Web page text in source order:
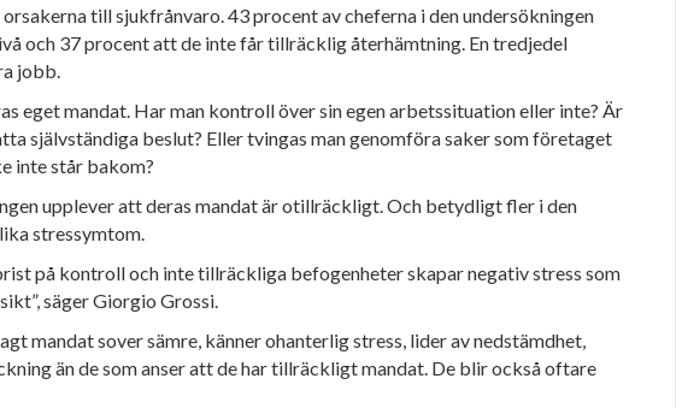
till sjukfrånvaro. 43 procent av cheferna i den undersökningen
och 37 procentatt de inte får tillräcklig återhämtning. En tredjedel
jobb.
eget mandat. Har man kontroll över sin egen arbetssituation eller inte? Är
självständiga beslut? Eller tvingas man genomföra saker som företaget
inte står bakom?
upplever att deras mandat är otillräckligt. Och betydligt fler i den
stressymtom.
på kontroll och inte tillräckliga befogenheter skapar negativ stress som
säger Giorgio Grossi.
mandat sover sämre, känner ohanterlig stress, lider av nedstämdhet,
än de som anser att de har tillräckligt mandat. De blir också oftare